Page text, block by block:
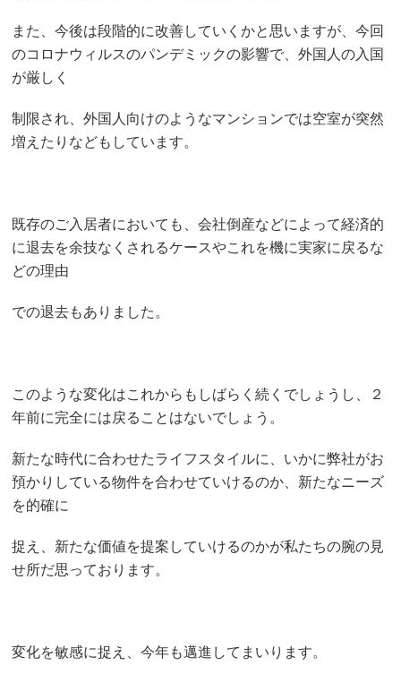
また、今後は段階的に改善していくかと思いますが、今回
のコロナウィルスのパンデミックの影響で、外国人の入国
が厳しく
制限され、外国人向けのようなマンションでは空室が突然
増えたりなどもしています。
既存のご入居者においても、会社倒産などによって経済的
に退去を余技なくされるケースやこれを機に実家に戻るな
どの理由
での退去もありました。
このような変化はこれからもしばらく続くでしょうし、２
年前に完全には戻ることはないでしょう。
新たな時代に合わせたライフスタイルに、いかに弊社がお
預かりしている物件を合わせていけるのか、新たなニーズ
を的確に
捉え、新たな価値を提案していけるのかが私たちの腕の見
せ所だ思っております。
変化を敏感に捉え、今年も邁進してまいります。